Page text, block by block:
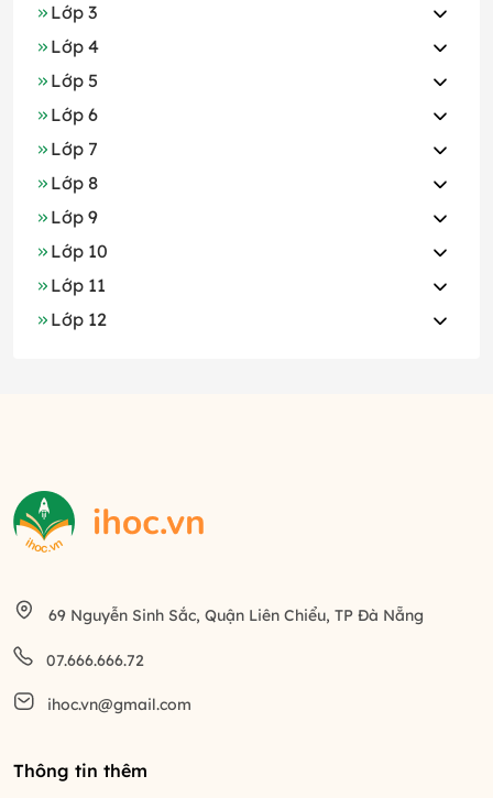
Lớp 3
Lớp 4
Lớp 5
Lớp 6
Lớp 7
Lớp 8
Lớp 9
Lớp 10
Lớp 11
Lớp 12
69 Nguyễn Sinh Sắc, Quận Liên Chiểu, TP Đà Nẵng
07.666.666.72
ihoc.vn@gmail.com
Thông tin thêm